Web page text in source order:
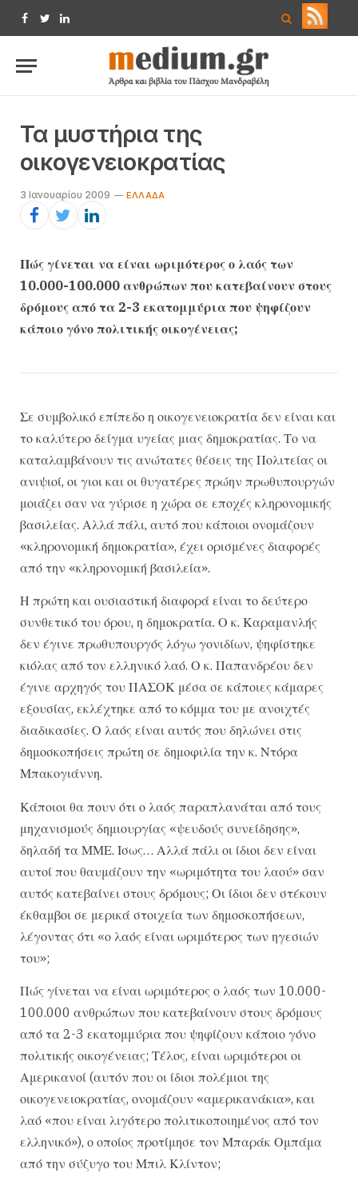
Facebook
TwitterLinkedIn
Τα μυστήρια της
οικογενειοκρατίας
3 Ιανουαρίου 2009 ΕΛΛΆΔΑ
Πώς γίνεται να είναι ωριμότερος ο λαός των
10.000-100.000 ανθρώπων που κατεβαίνουν στους
δρόμους από τα 2-3 εκατομμύρια που ψηφίζουν
κάποιο γόνο πολιτικής οικογένειας;
Σε συμβολικό επίπεδο η οικογενειοκρατία δεν είναι και
το καλύτερο δείγμα υγείας μιας δημοκρατίας. Το να
καταλαμβάνουν τις ανώτατες θέσεις της Πολιτείας οι
ανιψιοί, οι γιοι και οι θυγατέρες πρώην πρωθυπουργών
μοιάζει σαν να γύρισε η χώρα σε εποχές κληρονομικής
βασιλείας. Αλλά πάλι, αυτό που κάποιοι ονομάζουν
«κληρονομική δημοκρατία», έχει ορισμένες διαφορές
από την «κληρονομική βασιλεία».
Η πρώτη και ουσιαστική διαφορά είναι το δεύτερο
συνθετικό του όρου, η δημοκρατία. Ο κ. Καραμανλής
δεν έγινε πρωθυπουργός λόγω γονιδίων, ψηφίστηκε
κιόλας από τον ελληνικό λαό. Ο κ. Παπανδρέου δεν
έγινε αρχηγός του ΠΑΣΟΚ μέσα σε κάποιες κάμαρες
εξουσίας, εκλέχτηκε από το κόμμα του με ανοιχτές
διαδικασίες. Ο λαός είναι αυτός που δηλώνει στις
δημοσκοπήσεις πρώτη σε δημοφιλία την κ. Ντόρα
Μπακογιάννη.
Κάποιοι θα πουν ότι ο λαός παραπλανάται από τους
μηχανισμούς δημιουργίας «ψευδούς συνείδησης»,
δηλαδή τα ΜΜΕ. Ισως… Αλλά πάλι οι ίδιοι δεν είναι
αυτοί που θαυμάζουν την «ωριμότητα του λαού» σαν
αυτός κατεβαίνει στους δρόμους; Οι ίδιοι δεν στέκουν
έκθαμβοι σε μερικά στοιχεία των δημοσκοπήσεων,
λέγοντας ότι «ο λαός είναι ωριμότερος των ηγεσιών
του»;
Πώς γίνεται να είναι ωριμότερος ο λαός των 10.000-
100.000 ανθρώπων που κατεβαίνουν στους δρόμους
από τα 2-3 εκατομμύρια που ψηφίζουν κάποιο γόνο
πολιτικής οικογένειας; Τέλος, είναι ωριμότεροι οι
Αμερικανοί (αυτόν που οι ίδιοι πολέμιοι της
οικογενειοκρατίας, ονομάζουν «αμερικανάκια», και
λαό «που είναι λιγότερο πολιτικοποιημένος από τον
ελληνικό»), ο οποίος προτίμησε τον Μπαράκ Ομπάμα
από την σύζυγο του Μπιλ Κλίντον;